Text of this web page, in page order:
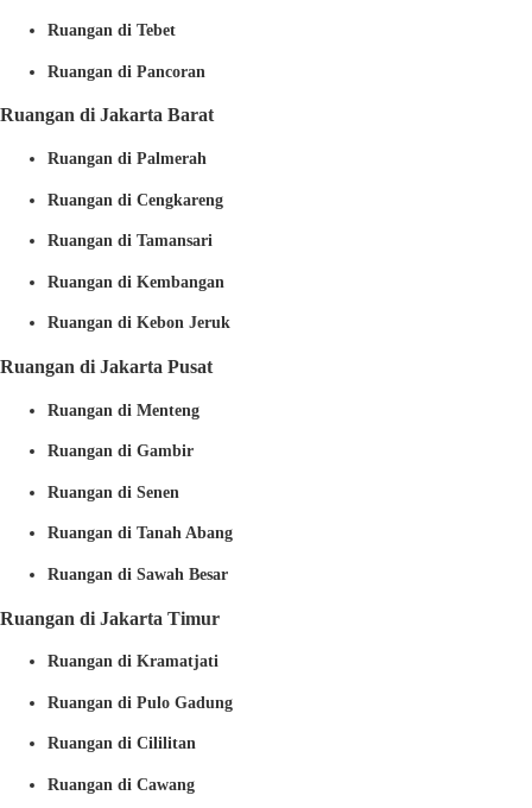
Ruangan di Tebet
Ruangan di Pancoran
Ruangan di Jakarta Barat
Ruangan di Palmerah
Ruangan di Cengkareng
Ruangan di Tamansari
Ruangan di Kembangan
Ruangan di Kebon Jeruk
Ruangan di Jakarta Pusat
Ruangan di Menteng
Ruangan di Gambir
Ruangan di Senen
Ruangan di Tanah Abang
Ruangan di Sawah Besar
Ruangan di Jakarta Timur
Ruangan di Kramatjati
Ruangan di Pulo Gadung
Ruangan di Cililitan
Ruangan di Cawang